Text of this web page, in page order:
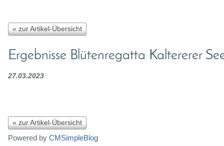
« zur Artikel-Übersicht
Ergebnisse Blütenregatta Kaltererer
27.03.2023
« zur Artikel-Übersicht
Powered by CMSimpleBlog